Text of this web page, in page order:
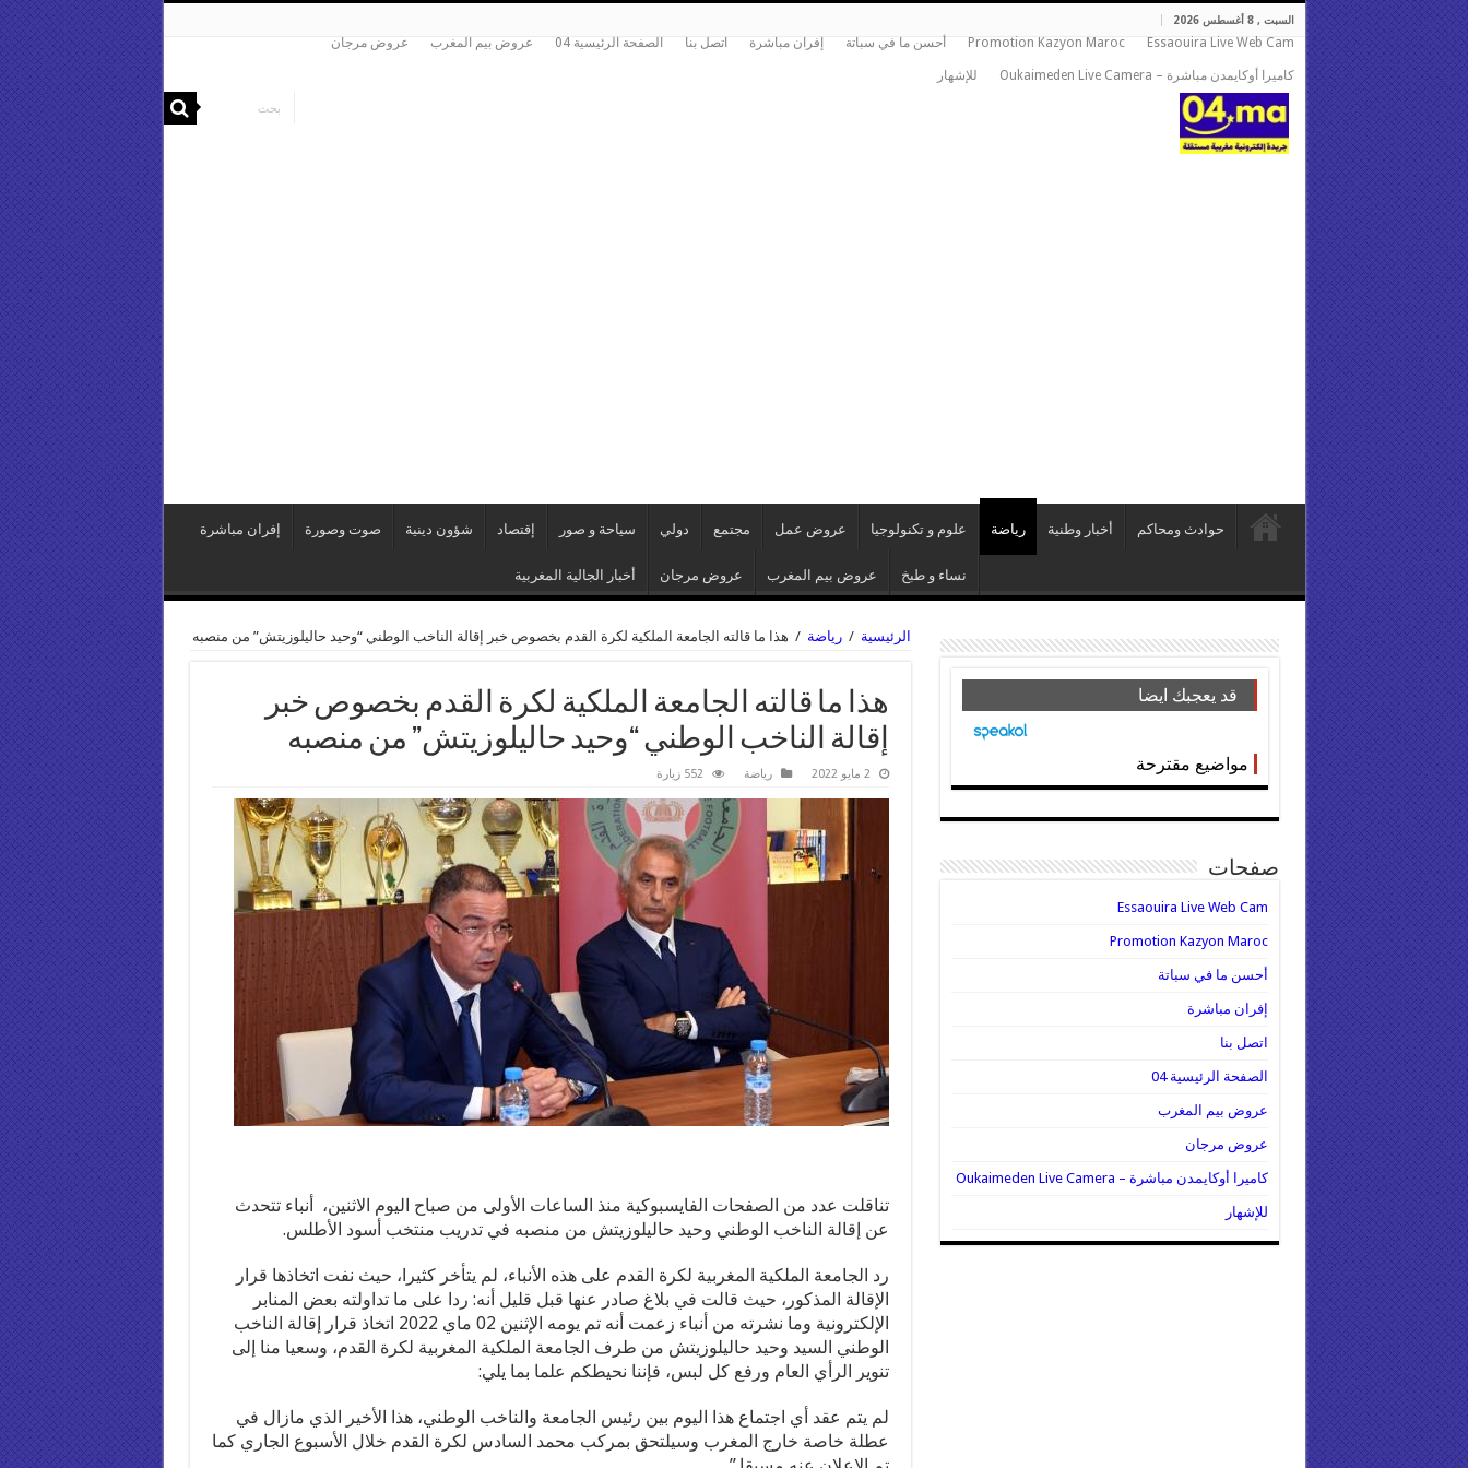
السبت , 8 أغسطس 2026
Essaouira Live Web Cam
Promotion Kazyon Maroc أحسن ما في سباتة إفران مباشرة اتصل بنا الصفحة الرئيسية 04 عروض بيم المغرب عروض مرجان
كاميرا أوكايمدن مباشرة – Oukaimeden Live Camera للإشهار
حوادث ومحاكم أخبار وطنية رياضة علوم و تكنولوجيا عروض عمل مجتمع دولي سياحة و صور إقتصاد شؤون دينية صوت وصورة إفران مباشرة
نساء و طبخ عروض بيم المغرب عروض مرجان أخبار الجالية المغربية
الرئيسية / رياضة / هذا ما قالته الجامعة الملكية لكرة القدم بخصوص خبر إقالة الناخب الوطني “وحيد حاليلوزيتش” من منصبه
هذا ما قالته الجامعة الملكية لكرة القدم بخصوص خبر
إقالة الناخب الوطني “وحيد حاليلوزيتش” من منصبه
2 مايو 2022 رياضة 552 زيارة
تناقلت عدد من الصفحات الفايسبوكية منذ الساعات الأولى من صباح اليوم الاثنين، أنباء تتحدث
عن إقالة الناخب الوطني وحيد حاليلوزيتش من منصبه في تدريب منتخب أسود الأطلس.
رد الجامعة الملكية المغربية لكرة القدم على هذه الأنباء، لم يتأخر كثيرا، حيث نفت اتخاذها قرار
الإقالة المذكور، حيث قالت في بلاغ صادر عنها قبل قليل أنه: ردا على ما تداولته بعض المنابر
الإلكترونية وما نشرته من أنباء زعمت أنه تم يومه الإثنين 02 ماي 2022 اتخاذ قرار إقالة الناخب
الوطني السيد وحيد حاليلوزيتش من طرف الجامعة الملكية المغربية لكرة القدم، وسعيا منا إلى
تنوير الرأي العام ورفع كل لبس، فإننا نحيطكم علما بما يلي:
لم يتم عقد أي اجتماع هذا اليوم بين رئيس الجامعة والناخب الوطني، هذا الأخير الذي مازال في
عطلة خاصة خارج المغرب وسيلتحق بمركب محمد السادس لكرة القدم خلال الأسبوع الجاري كما
قد يعجبك ايضا
مواضيع مقترحة
صفحات
Essaouira Live Web Cam
Promotion Kazyon Maroc
أحسن ما في سباتة
إفران مباشرة
اتصل بنا
الصفحة الرئيسية 04
عروض بيم المغرب
عروض مرجان
كاميرا أوكايمدن مباشرة – Oukaimeden Live Camera
للإشهار